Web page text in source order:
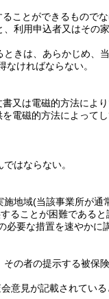
ことができるものでな
利用申込者又はその
きは、あらかじめ、
ければならない。
又は電磁的方法によ
電磁的方法によってし
はならない。
施地域(当該事業所が通
ることが困難である
要な措置を速やかに
の者の提示する被保
意見が記載されてい